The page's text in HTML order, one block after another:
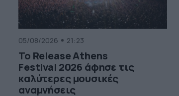
05/08/2026 21:23
Το Release Athens
Festival 2026 άφησε τις
καλύτερες μουσικές
αναμνήσεις